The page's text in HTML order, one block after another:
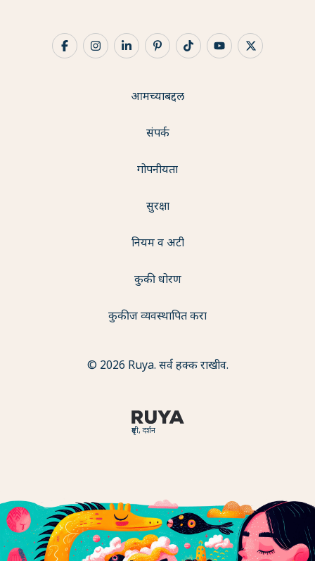
दृष्टी, दर्शन
आमच्याबद्दल
संपर्क
गोपनीयता
सुरक्षा
नियम व अटी
कुकी धोरण
कुकीज व्यवस्थापित करा
© 2026 Ruya. सर्व हक्क राखीव.